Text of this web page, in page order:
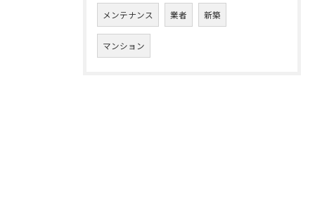
メンテナンス 業者 新築
マンション